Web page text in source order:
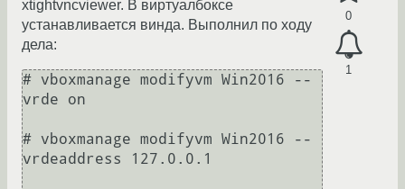
0
1
xtightvncviewer. В виртуалбоксе
устанавливается винда. Выполнил по ходу
дела:
# vboxmanage modifyvm Win2016 --
vrde on
# vboxmanage modifyvm Win2016 --
vrdeaddress 127.0.0.1